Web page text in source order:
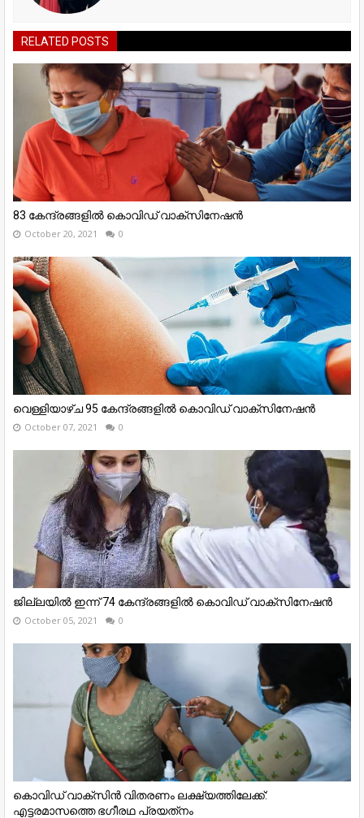
RELATED POSTS
83 കേന്ദ്രങ്ങളില്‍ കൊവിഡ് വാക്സിനേഷന്‍
October 20, 2021 0
വെള്ളിയാഴ്ച 95 കേന്ദ്രങ്ങളില്‍ കൊവിഡ് വാക്‌സിനേഷന്‍
October 07, 2021 0
ജില്ലയിൽ ഇന്ന് 74 കേന്ദ്രങ്ങളില്‍ കൊവിഡ് വാക്‌സിനേഷന്‍
October 05, 2021 0
കൊവിഡ് വാക്‌സിന്‍ വിതരണം ലക്ഷ്യത്തിലേക്ക്:
എട്ടരമാസത്തെ ഭഗീരഥ പ്രയത്‌നം